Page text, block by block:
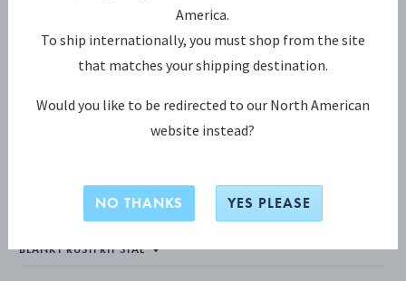
KOPPEL kande 1,2 L
America.
To ship internationally, you must shop from the site
that matches your shipping destination.
Would you like to be redirected to our North American
website instead?
NO THANKS YES PLEASE